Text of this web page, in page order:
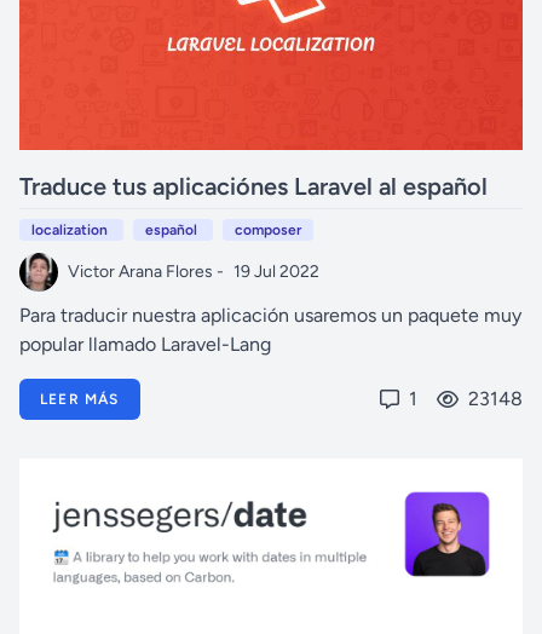
Traduce tus aplicaciónes Laravel al español
localization español composer
Victor Arana Flores - 19 Jul 2022
Para traducir nuestra aplicación usaremos un paquete muy
popular llamado Laravel-Lang
LEER MÁS 1 23148